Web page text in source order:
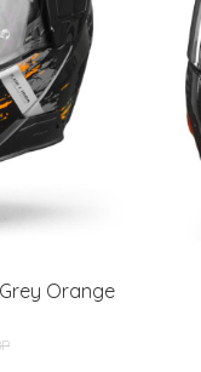
Orange